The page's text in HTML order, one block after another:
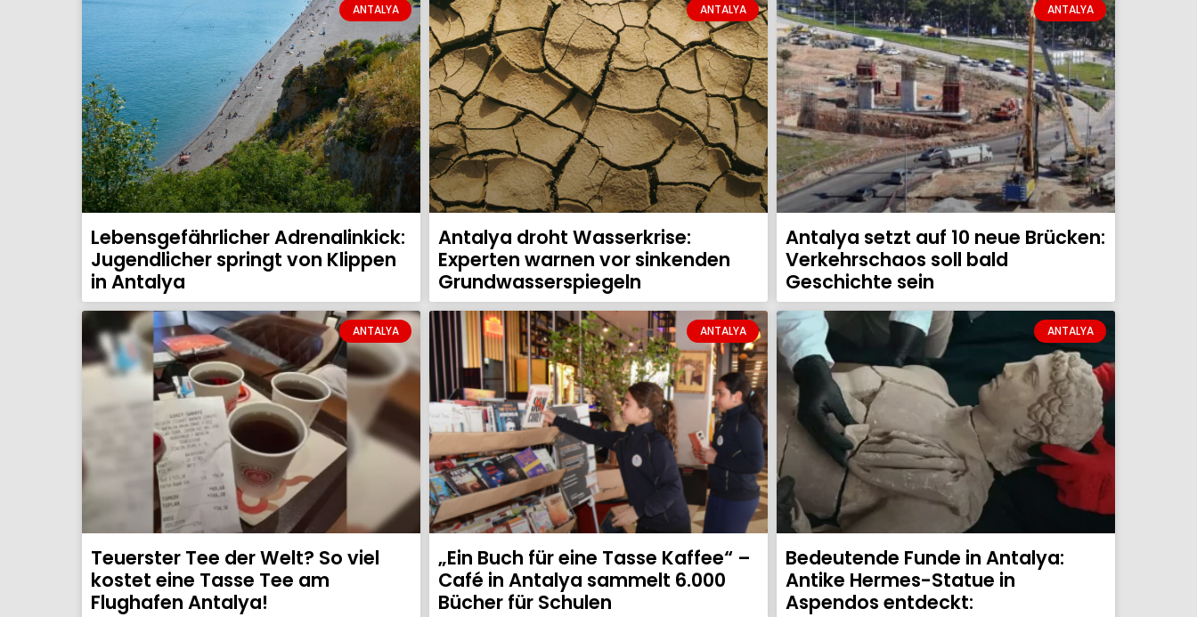
ANTALYA
Lebensgefährlicher Adrenalinkick:
Jugendlicher springt von Klippen
in Antalya
ANTALYA
Antalya droht Wasserkrise:
Experten warnen vor sinkenden
Grundwasserspiegeln
ANTALYA
Antalya setzt auf 10 neue Brücken:
Verkehrschaos soll bald
Geschichte sein
ANTALYA
Teuerster Tee der Welt? So viel
kostet eine Tasse Tee am
Flughafen Antalya!
ANTALYA
„Ein Buch für eine Tasse Kaffee“ –
Café in Antalya sammelt 6.000
Bücher für Schulen
ANTALYA
Bedeutende Funde in Antalya:
Antike Hermes-Statue in
Aspendos entdeckt: